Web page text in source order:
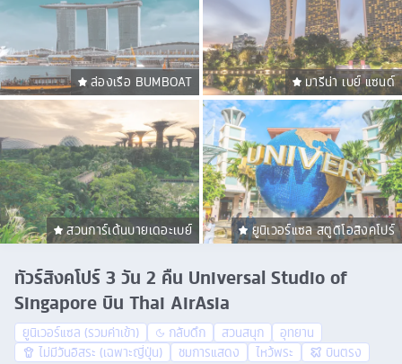
ล่องเรือ BUMBOAT มารีน่า เบย์ แซนด์
สวนการ์เด้นบายเดอะเบย์ ยูนิเวอร์แซล สตูดิโอสิงคโปร์
ทัวร์สิงคโปร์ 3 วัน 2 คืน Universal Studio of
Singapore บิน Thai AirAsia
ยูนิเวอร์แซล (รวมค่าเข้า) กลับดึก สวนสนุก
อุทยาน
ไม่มีวันอิสระ (เฉพาะญี่ปุ่น)
ชมการแสดง ไหว้พระ บินตรง